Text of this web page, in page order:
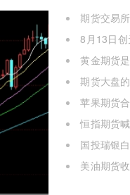
期货交易
8月13日
黄金期货
期货大盘
苹果期货
标准对价格
恒指期货
国投瑞银
金实时行情怎
美油期货